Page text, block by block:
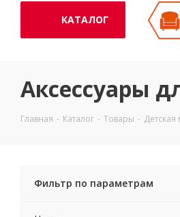
КАТАЛОГ
Аксессуары
Главная - Каталог - Товары - Детская
Фильтр по параметрам